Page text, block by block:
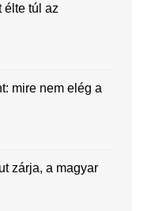
élte túl az
mire nem elég a
zárja, a magyar